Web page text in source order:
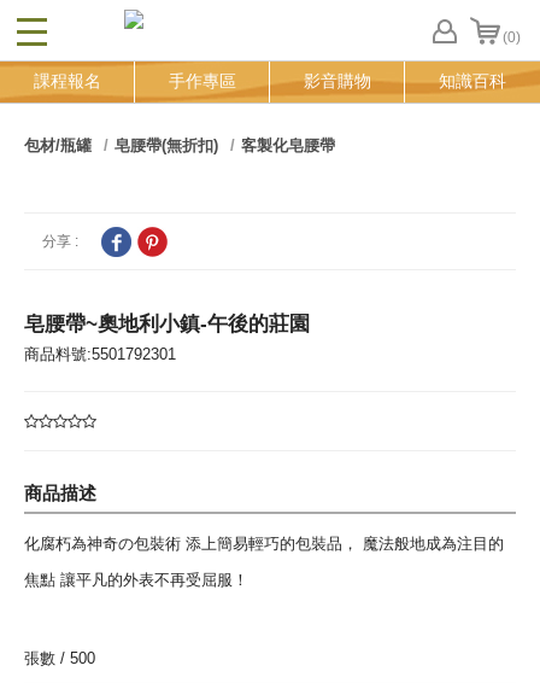
CLOSE (0)
FB
登
課程報名 手作專區 影音購物 知識百科
包材/瓶罐 皂腰帶(無折扣) 客製化皂腰帶
分享 :
皂腰帶~奧地利小鎮-午後的莊園
商品料號:5501792301
商品描述
化腐朽為神奇の包裝術 添上簡易輕巧的包裝品， 魔法般地成為注目的
焦點 讓平凡的外表不再受屈服！
張數 / 500